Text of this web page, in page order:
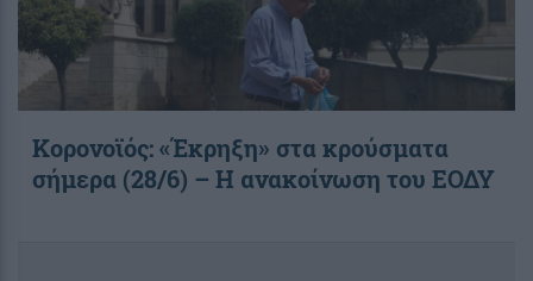
Κορονοϊός: «Έκρηξη» στα κρούσματα
σήμερα (28/6) – Η ανακοίνωση του ΕΟΔΥ